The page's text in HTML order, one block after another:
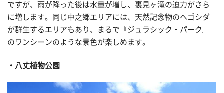
ですが、雨が降った後は水量が増し、裏見ヶ滝の迫力がさら
に増します。同じ中之郷エリアには、天然記念物のヘゴシダ
が群生するエリアもあり、まるで『ジュラシック・パーク』
のワンシーンのような景色が楽しめます。
八丈植物公園